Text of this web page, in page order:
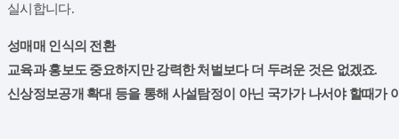
실시합니다.
​성매매 인식의 전환
교육과 홍보도 중요하지만 강력한 처벌보다 더 두려운 것은 없겠죠.
신상정보공개 확대 등을 통해 사설탐정이 아닌 국가가 나서야 할때가